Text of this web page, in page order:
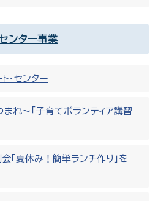
センター事業
・センター
れ～「子育てボランティア講習
「夏休み！簡単ランチ作り」を